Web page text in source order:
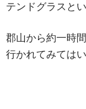
テンドグラスと
郡山から約一時
行かれてみては